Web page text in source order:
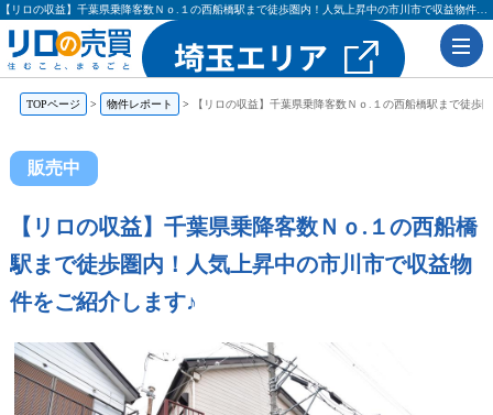
TOPページ 物件レポート 【リロの収益】千葉県乗降客数Ｎｏ.１の西船橋駅まで徒歩
販売中
【リロの収益】千葉県乗降客数Ｎｏ.１の西船橋
駅まで徒歩圏内！人気上昇中の市川市で収益物
件をご紹介します♪